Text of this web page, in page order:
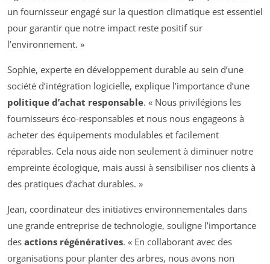
un fournisseur engagé sur la question climatique est essentiel
pour garantir que notre impact reste positif sur
l’environnement. »
Sophie, experte en développement durable au sein d’une
société d’intégration logicielle, explique l’importance d’une
politique d’achat responsable. « Nous privilégions les
fournisseurs éco-responsables et nous nous engageons à
acheter des équipements modulables et facilement
réparables. Cela nous aide non seulement à diminuer notre
empreinte écologique, mais aussi à sensibiliser nos clients à
des pratiques d’achat durables. »
Jean, coordinateur des initiatives environnementales dans
une grande entreprise de technologie, souligne l’importance
des actions régénératives. « En collaborant avec des
organisations pour planter des arbres, nous avons non